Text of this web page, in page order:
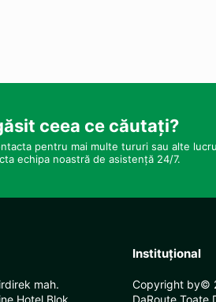
ceea ce căutați?
pentru mai multe tururi sau alte
echipa noastră de asistență 24/7.
mah.
Hotel Blok
Instituţional
Copyright by©
DaRoute Toate